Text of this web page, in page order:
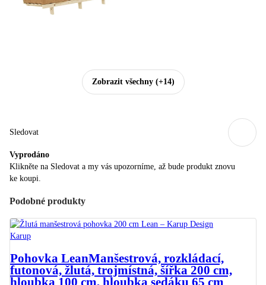
Zobrazit všechny(+14)
Sledovat
Vyprodáno
Klikněte na Sledovat a my vás upozorníme, až bude produkt znovu
ke koupi.
Podobné produkty
Karup
Pohovka LeanManšestrová, rozkládací,
futonová, žlutá, trojmístná, šířka 200 cm,